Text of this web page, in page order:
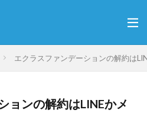
エクラスファンデーションの解約は
ョンの解約はLINEかメ